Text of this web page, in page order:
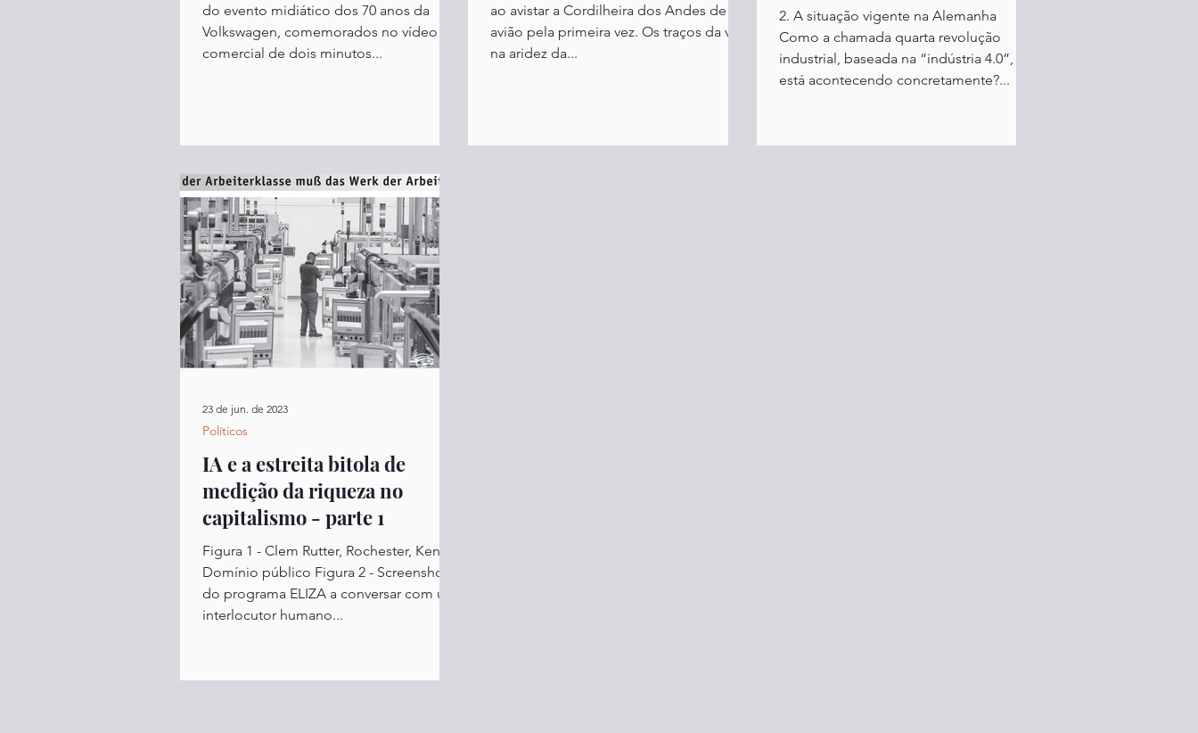
do evento midiático dos 70 anos da
Volkswagen, comemorados no vídeo
comercial de dois minutos...
ao avistar a Cordilheira dos Andes de
avião pela primeira vez. Os traços da vida
na aridez da...
2. A situação vigente na Alemanha
Como a chamada quarta revolução
industrial, baseada na “indústria 4.0”,
está acontecendo concretamente?...
IA e a estreita bitola de
medição da riqueza no
capitalismo - parte 1
Figura 1 - Clem Rutter, Rochester, Kent. -
Domínio público Figura 2 - Screenshot
do programa ELIZA a conversar com um
interlocutor humano...
Políticos
23 de jun. de 2023